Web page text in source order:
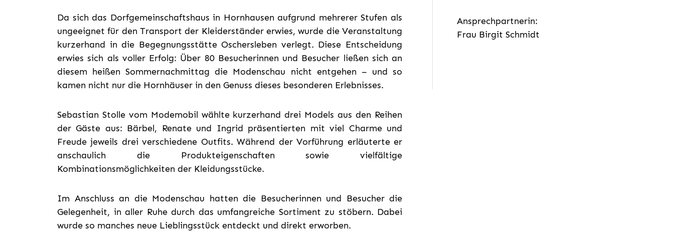
Da sich das Dorfgemeinschaftshaus in Hornhausen aufgrund mehrerer Stufen als
ungeeignet für den Transport der Kleiderständer erwies, wurde die Veranstaltung
kurzerhand in die Begegnungsstätte Oschersleben verlegt. Diese Entscheidung
erwies sich als voller Erfolg: Über 80 Besucherinnen und Besucher ließen sich an
diesem heißen Sommernachmittag die Modenschau nicht entgehen – und so
kamen nicht nur die Hornhäuser in den Genuss dieses besonderen Erlebnisses.
Sebastian Stolle vom Modemobil wählte kurzerhand drei Models aus den Reihen
der Gäste aus: Bärbel, Renate und Ingrid präsentierten mit viel Charme und
Freude jeweils drei verschiedene Outfits. Während der Vorführung erläuterte er
anschaulich die Produkteigenschaften sowie vielfältige
Kombinationsmöglichkeiten der Kleidungsstücke.
Im Anschluss an die Modenschau hatten die Besucherinnen und Besucher die
Gelegenheit, in aller Ruhe durch das umfangreiche Sortiment zu stöbern. Dabei
wurde so manches neue Lieblingsstück entdeckt und direkt erworben.
Ansprechpartnerin:
Frau Birgit Schmidt